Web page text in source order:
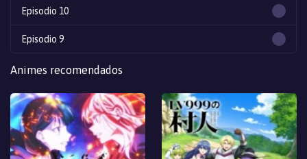
Episodio 10
Episodio 9
Episodio 8
Episodio 7
Episodio 6
Episodio 5
Animes recomendados